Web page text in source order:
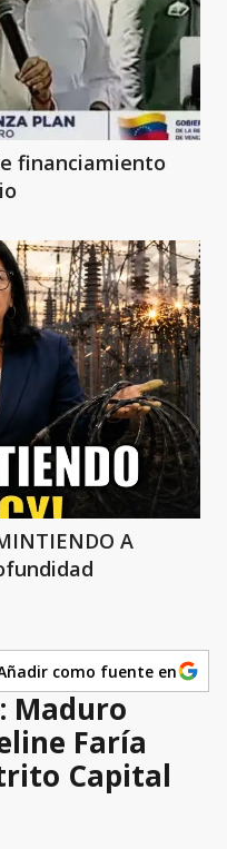
financiamiento
A
como fuente en
Maduro
Faría
Capital